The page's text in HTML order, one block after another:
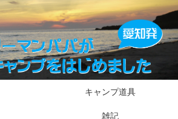
キャンプ道具
雑記